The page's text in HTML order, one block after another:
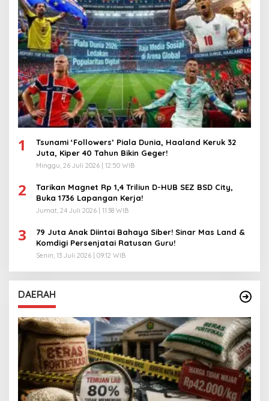
1
Tsunami ‘Followers’ Piala Dunia, Haaland Keruk 32
Juta, Kiper 40 Tahun Bikin Geger!
Minggu, 26 Juli 2026 | 12:50 WIB
2
Tarikan Magnet Rp 1,4 Triliun D-HUB SEZ BSD City,
Buka 1736 Lapangan Kerja!
Jumat, 24 Juli 2026 | 11:38 WIB
3
79 Juta Anak Diintai Bahaya Siber! Sinar Mas Land &
Komdigi Persenjatai Ratusan Guru!
Senin, 13 Juli 2026 | 09:12 WIB
DAERAH